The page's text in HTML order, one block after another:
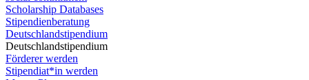
Scholarship Databases
Stipendienberatung
Deutschlandstipendium
Deutschlandstipendium
Förderer werden
Stipendiat*in werden